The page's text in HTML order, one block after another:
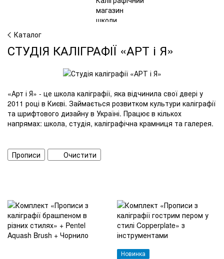
Каталог
СТУДІЯ КАЛІГРАФІЇ «АРТ і Я»
«Арт і Я» - це школа каліграфії, яка відчинила свої двері у
2011 році в Києві. Займається розвитком культури каліграфії
та шрифтового дизайну в Україні. Працює в кількох
напрямах: школа, студія, каліграфічна крамниця та галерея.
Прописи Очистити
Новинка